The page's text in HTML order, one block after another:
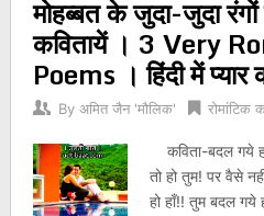
मोहब्बत के जुदा-जुदा
कवितायें । 3 Very
Poems । हिंदी में प्यार
By अमित जैन 'मौलिक' रोमांटिक
कविता-बदल गये
तो हो तुम! पर वैसे
हो हाँ!! तुम बदल गये